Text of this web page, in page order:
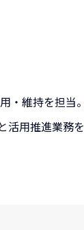
・維持を担当。
活用推進業務を